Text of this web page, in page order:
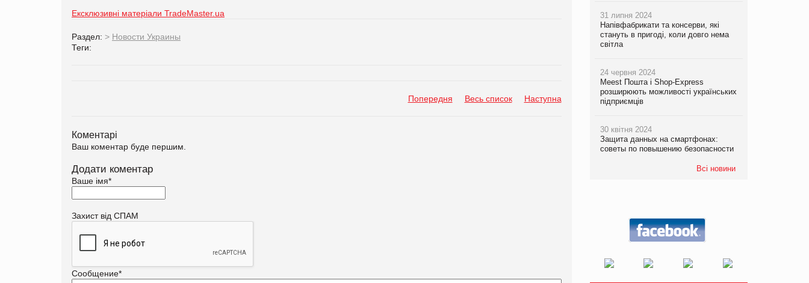
Ексклюзивні матеріали TradeMaster.ua
Раздел: > Новости Украины
Теги:
Попередня Весь список Наступна
Коментарі
Ваш коментар буде першим.
Додати коментар
Ваше імя*
Захист від СПАМ
Сообщение*
31 липня 2024
Напівфабрикати та консерви, які
стануть в пригоді, коли довго нема
світла
24 червня 2024
Meest Пошта і Shop-Express
розширюють можливості українських
підприємців
30 квітня 2024
Защита данных на смартфонах:
советы по повышению безопасности
Всі новини